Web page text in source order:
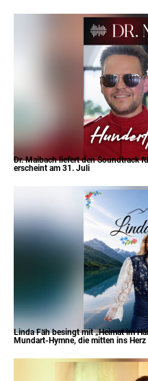
Dr. Maibach liefert den Soundtrack
erscheint am 31. Juli
Linda Fäh besingt mit „Heimat im
Mundart-Hymne, die mitten ins